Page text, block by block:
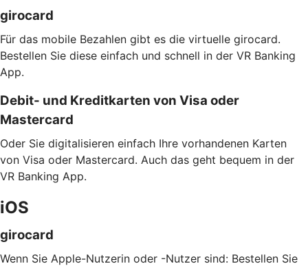
girocard
Für das mobile Bezahlen gibt es die virtuelle girocard.
Bestellen Sie diese einfach und schnell in der VR Banking
App.
Debit- und Kreditkarten von Visa oder
Mastercard
Oder Sie digitalisieren einfach Ihre vorhandenen Karten
von Visa oder Mastercard. Auch das geht bequem in der
VR Banking App.
iOS
girocard
Wenn Sie Apple-Nutzerin oder -Nutzer sind: Bestellen Sie